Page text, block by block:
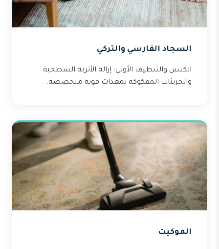
السجاد الفارسي والتركي
الكنس والتنظيف الأولي: إزالة الأتربة السطحية
والجزيئات المفكوكة بمعدات قوية متخصصة.
الموكيت